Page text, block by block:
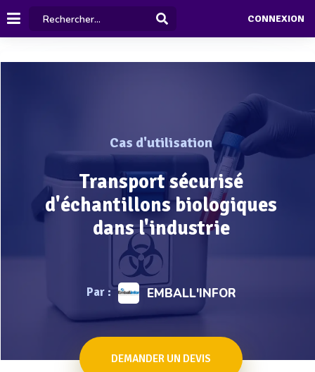
CONNEXION
Cas d'utilisation
Transport sécurisé
d'échantillons biologiques
dans l'industrie
Par : EMBALL'INFOR
DEMANDER UN DEVIS